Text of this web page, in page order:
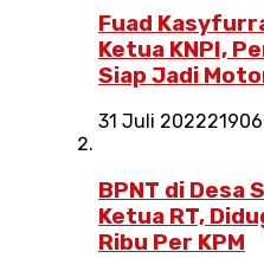
Fuad
Ketua KNPI,
Siap Jadi
31 Juli 2022
BPNT di Desa
Ketua RT,
Ribu Per KPM